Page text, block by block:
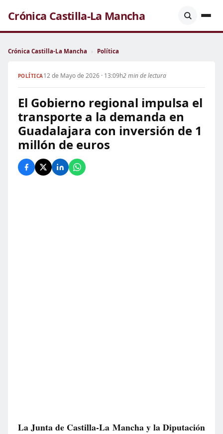
Crónica Castilla-La Mancha
Crónica Castilla-La Mancha › Política
POLÍTICA12 de Mayo de 2026 · 13:09h2 min de lectura
El Gobierno regional impulsa el
transporte a la demanda en
Guadalajara con inversión de 1
millón de euros
La Junta de Castilla-La Mancha y la Diputación